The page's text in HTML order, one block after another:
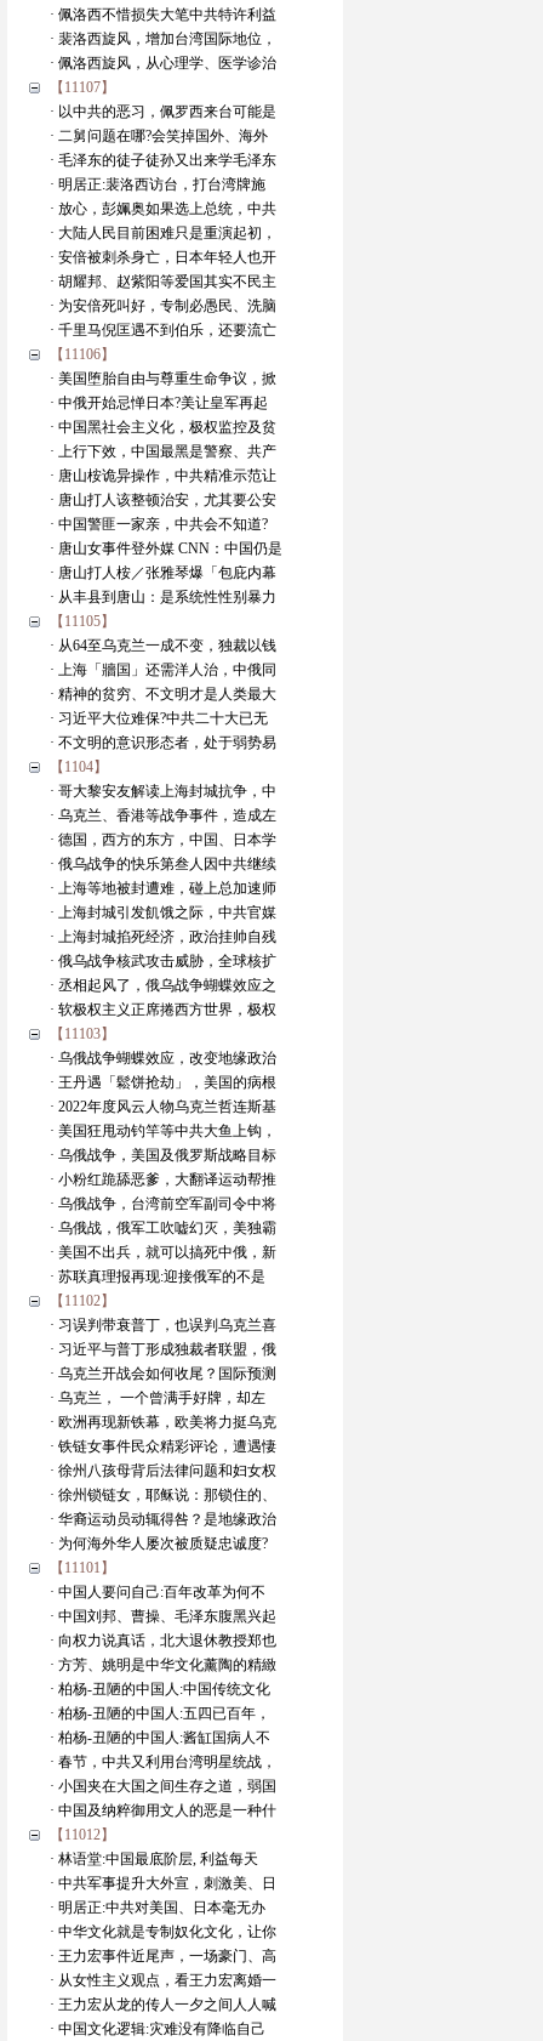
· 佩洛西不惜损失大笔中共特许利益
· 裴洛西旋风，增加台湾国际地位，
· 佩洛西旋风，从心理学、医学诊治
【11107】
· 以中共的恶习，佩罗西来台可能是
· 二舅问题在哪?会笑掉国外、海外
· 毛泽东的徒子徒孙又出来学毛泽东
· 明居正:裴洛西访台，打台湾牌施
· 放心，彭姵奥如果选上总统，中共
· 大陆人民目前困难只是重演起初，
· 安倍被刺杀身亡，日本年轻人也开
· 胡耀邦、赵紫阳等爱国其实不民主
· 为安倍死叫好，专制必愚民、洗脑
· 千里马倪匡遇不到伯乐，还要流亡
【11106】
· 美国堕胎自由与尊重生命争议，掀
· 中俄开始忌惮日本?美让皇军再起
· 中国黑社会主义化，极权监控及贫
· 上行下效，中国最黑是警察、共产
· 唐山桉诡异操作，中共精准示范让
· 唐山打人该整顿治安，尤其要公安
· 中国警匪一家亲，中共会不知道?
· 唐山女事件登外媒 CNN：中国仍是
· 唐山打人桉／张雅琴爆「包庇内幕
· 从丰县到唐山：是系统性性别暴力
【11105】
· 从64至乌克兰一成不变，独裁以钱
· 上海「牆国」还需洋人治，中俄同
· 精神的贫穷、不文明才是人类最大
· 习近平大位难保?中共二十大已无
· 不文明的意识形态者，处于弱势易
【1104】
· 哥大黎安友解读上海封城抗争，中
· 乌克兰、香港等战争事件，造成左
· 德国，西方的东方，中国、日本学
· 俄乌战争的快乐第叁人因中共继续
· 上海等地被封遭难，碰上总加速师
· 上海封城引发飢饿之际，中共官媒
· 上海封城掐死经济，政治挂帅自残
· 俄乌战争核武攻击威胁，全球核扩
· 丞相起风了，俄乌战争蝴蝶效应之
· 软极权主义正席捲西方世界，极权
【11103】
· 乌俄战争蝴蝶效应，改变地缘政治
· 王丹遇「鬆饼抢劫」，美国的病根
· 2022年度风云人物乌克兰哲连斯基
· 美国狂甩动钓竿等中共大鱼上钩，
· 乌俄战争，美国及俄罗斯战略目标
· 小粉红跪舔恶爹，大翻译运动帮推
· 乌俄战争，台湾前空军副司令中将
· 乌俄战，俄军工吹嘘幻灭，美独霸
· 美国不出兵，就可以搞死中俄，新
· 苏联真理报再现:迎接俄军的不是
【11102】
· 习误判带衰普丁，也误判乌克兰喜
· 习近平与普丁形成独裁者联盟，俄
· 乌克兰开战会如何收尾？国际预测
· 乌克兰， 一个曾满手好牌，却左
· 欧洲再现新铁幕，欧美将力挺乌克
· 铁链女事件民众精彩评论，遭遇悽
· 徐州八孩母背后法律问题和妇女权
· 徐州锁链女，耶稣说：那锁住的、
· 华裔运动员动辄得咎？是地缘政治
· 为何海外华人屡次被质疑忠诚度?
【11101】
· 中国人要问自己:百年改革为何不
· 中国刘邦、曹操、毛泽东腹黑兴起
· 向权力说真话，北大退休教授郑也
· 方芳、姚明是中华文化薰陶的精緻
· 柏杨-丑陋的中国人:中国传统文化
· 柏杨-丑陋的中国人:五四已百年，
· 柏杨-丑陋的中国人:酱缸国病人不
· 春节，中共又利用台湾明星统战，
· 小国夹在大国之间生存之道，弱国
· 中国及纳粹御用文人的恶是一种什
【11012】
· 林语堂:中国最底阶层, 利益每天
· 中共军事提升大外宣，刺激美、日
· 明居正:中共对美国、日本毫无办
· 中华文化就是专制奴化文化，让你
· 王力宏事件近尾声，一场豪门、高
· 从女性主义观点，看王力宏离婚一
· 王力宏从龙的传人一夕之间人人喊
· 中国文化逻辑:灾难没有降临自己